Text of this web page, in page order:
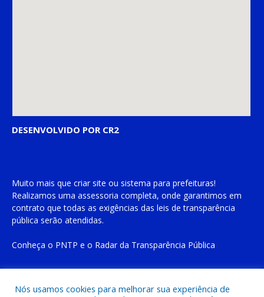
DESENVOLVIDO POR CR2
Muito mais que criar site ou sistema para prefeituras!
Realizamos uma assessoria completa, onde garantimos em
contrato que todas as exigências das leis de transparência
pública serão atendidas.
Conheça o PNTP e o Radar da Transparência Pública
Nós usamos cookies para melhorar sua experiência de